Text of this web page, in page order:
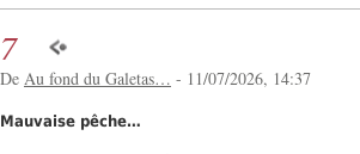
7
De Au fond du Galetas… - 11/07/2026, 14:37
Mauvaise pêche…